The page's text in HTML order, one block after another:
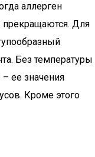
аллерген
Для
Без температуры
– ее значения
Кроме этого